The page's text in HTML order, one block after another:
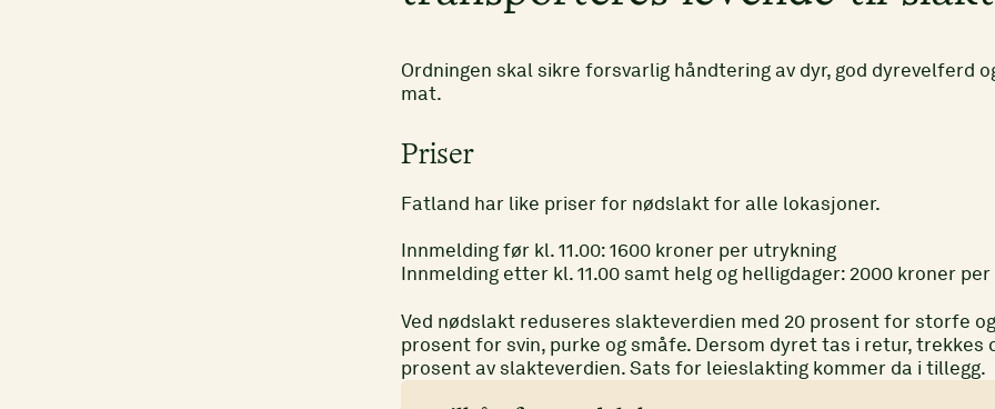
Ordningen skal sikre forsvarlig håndtering av dyr, god dyrevelferd
mat.
Priser
Fatland har like priser for nødslakt for alle lokasjoner.
Innmelding før kl. 11.00: 1600 kroner per utrykning
Innmelding etter kl. 11.00 samt helg og helligdager: 2000 kroner
Ved nødslakt reduseres slakteverdien med 20 prosent for storfe
prosent for svin, purke og småfe. Dersom dyret tas i retur, trekkes
prosent av slakteverdien. Sats for leieslakting kommer da i tillegg.